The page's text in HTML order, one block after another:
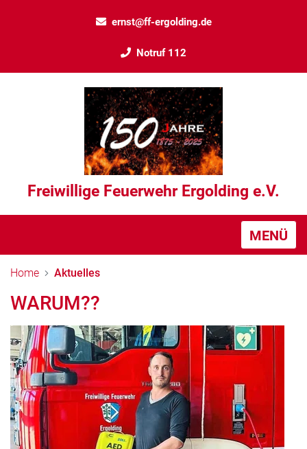
ernst@ff-ergolding.de
Notruf 112
Freiwillige Feuerwehr Ergolding e.V.
MENÜ
Home Aktuelles
WARUM??